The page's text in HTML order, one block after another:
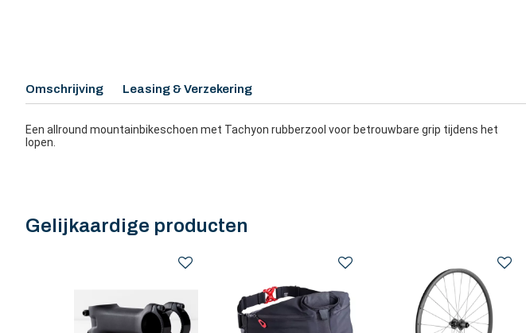
Omschrijving Leasing & Verzekering
Een allround mountainbikeschoen met Tachyon rubberzool voor betrouwbare grip tijdens het
lopen.
Gelijkaardige producten